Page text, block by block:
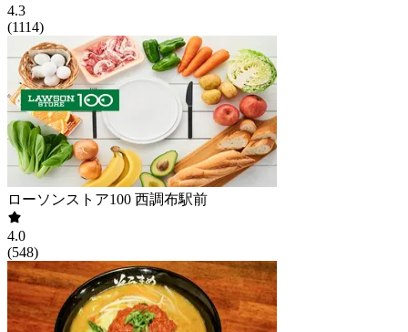
4.3
(1114)
ローソンストア100 西調布駅前
4.0
(548)